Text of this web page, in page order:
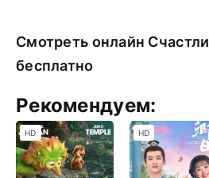
Смотреть онлайн
бесплатно
Рекомендуем:
HD HD